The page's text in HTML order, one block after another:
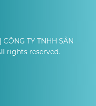
TY TNHH SẢN
rights reserved.